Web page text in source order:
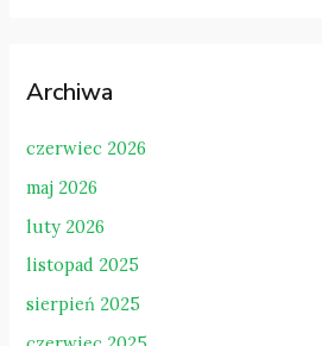
Archiwa
czerwiec 2026
maj 2026
luty 2026
listopad 2025
sierpień 2025